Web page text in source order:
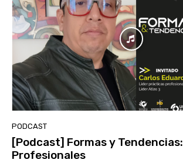
PODCAST
[Podcast] Formas y
Profesionales